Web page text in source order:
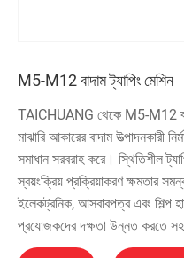
M5-M12 বাদাম ট্যাপিং মেশিন
TAICHUANG থেকে M5-M12
মাঝারি আকারের বাদাম উত্পাদনকারী
সমাধান সরবরাহ করে। স্থিতিশীল
স্বয়ংক্রিয় প্রক্রিয়াকরণ ক্ষমতার
ইলেকট্রনিক, আসবাবপত্র এবং শিল্প
প্রযোজকদের দক্ষতা উন্নত করতে